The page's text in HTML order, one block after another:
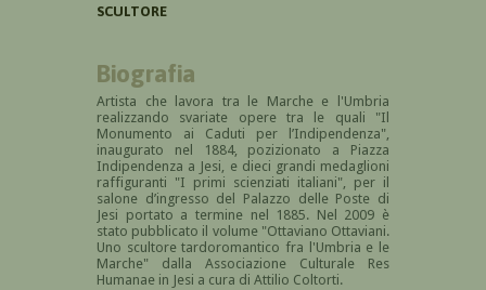
SCULTORE
Biografia
Artista che lavora tra le Marche e l'Umbria
realizzando svariate opere tra le quali "Il
Monumento ai Caduti per l’Indipendenza",
inaugurato nel 1884, pozizionato a Piazza
Indipendenza a Jesi, e dieci grandi medaglioni
raffiguranti "I primi scienziati italiani", per il
salone d’ingresso del Palazzo delle Poste di
Jesi portato a termine nel 1885. Nel 2009 è
stato pubblicato il volume "Ottaviano Ottaviani.
Uno scultore tardoromantico fra l'Umbria e le
Marche" dalla Associazione Culturale Res
Humanae in Jesi a cura di Attilio Coltorti.